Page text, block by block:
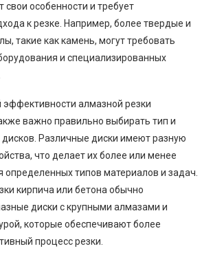
свои особенности и требует
к резке. Например, более твердые и
такие как камень, могут требовать
и специализированных
алмазной резки
важно правильно выбирать тип и
Различные диски имеют разную
что делает их более или менее
типов материалов и задач.
кирпича или бетона обычно
диски с крупными алмазами и
которые обеспечивают более
процесс резки.